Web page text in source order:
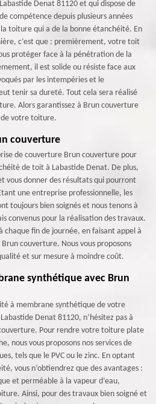
Denat 81120 et qui dispose de
compétence depuis plusieurs années
toiture qui a de la bonne étanchéité. En
c’est que : premièrement, votre toit
protéger face à la pénétration de la
il est solide ou résiste face aux
par les intempéries et le
tenir sa dureté. Tout cela sera réalisé
Alors garantissez à Brun couverture
votre toiture.
couverture
de couverture Brun couverture pour
de toit à Labastide Denat. De plus,
vous donner des résultats qui pourront
une entreprise professionnelle, les
toujours bien soignés et nous tenons à
convenus pour la réalisation des travaux.
chaque fin de journée, en faisant appel à
couverture. Nous vous proposons
et sur mesure à moindre coût.
synthétique avec Brun
à membrane synthétique de votre
Denat 81120, n’hésitez pas à
Pour rendre votre toiture plate
nous vous proposons nos services de
tels que le PVC ou le zinc. En optant
vous n’obtiendrez que des avantages :
et perméable à la vapeur d’eau,
Ainsi, pour des travaux bien soigné et